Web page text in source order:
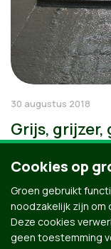
30 augustus 2018
Grijs, grijzer,
Cookies op
Groen gebruikt
noodzakelijk zijn
Deze cookies
geen toestemming